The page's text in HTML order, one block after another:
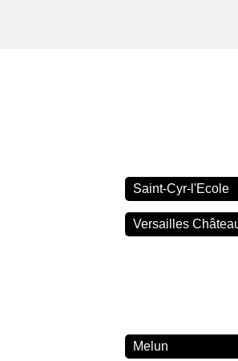
Saint-Cyr-l'Ecole
Versailles
Melun